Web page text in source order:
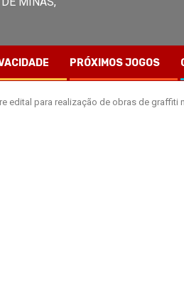
PRÓXIMOS JOGOS
edital para realização de obras de